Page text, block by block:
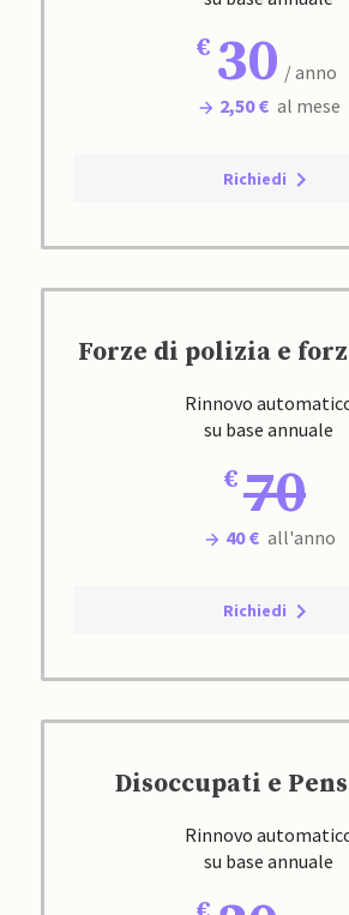
30 / anno
2,50 € al mese
Richiedi
Forze di polizia e
Rinnovo
su base annuale
70
40 € all'anno
Richiedi
Disoccupati e
Rinnovo
su base annuale